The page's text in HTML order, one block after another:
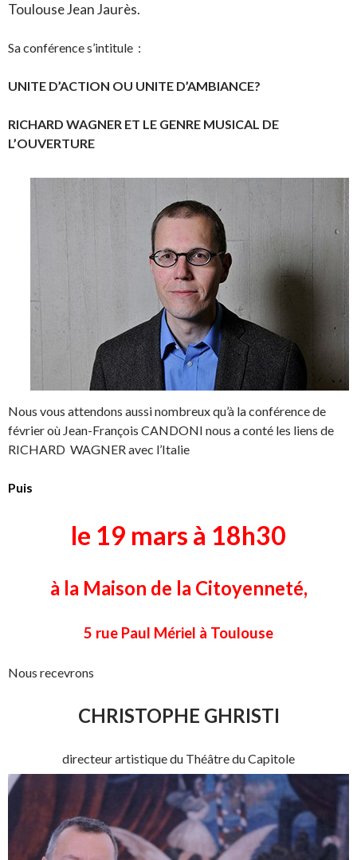
Toulouse Jean Jaurès.
Sa conférence s’intitule :
UNITE D’ACTION OU UNITE D’AMBIANCE?
RICHARD WAGNER ET LE GENRE MUSICAL DE
L’OUVERTURE
Nous vous attendons aussi nombreux qu’à la conférence de
février où Jean-François CANDONI nous a conté les liens de
RICHARD WAGNER avec l’Italie
Puis
le 19 mars à 18h30
à la Maison de la Citoyenneté,
5 rue Paul Mériel à Toulouse
Nous recevrons
CHRISTOPHE GHRISTI
directeur artistique du Théâtre du Capitole